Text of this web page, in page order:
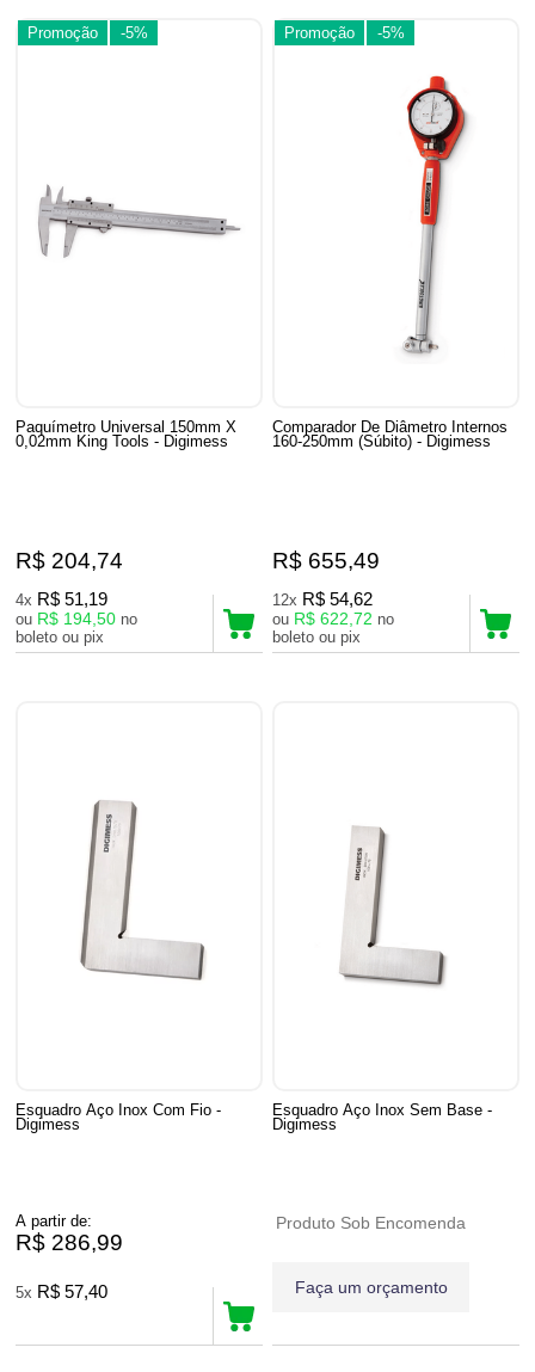
Promoção -5%
Paquímetro Universal 150mm X
0,02mm King Tools - Digimess
R$ 204,74
4x R$ 51,19
ou R$ 194,50 no
boleto ou pix
Promoção -5%
Comparador De Diâmetro Internos
160-250mm (Súbito) - Digimess
R$ 655,49
12x R$ 54,62
ou R$ 622,72 no
boleto ou pix
Esquadro Aço Inox Com Fio -
Digimess
A partir de:
R$ 286,99
5x R$ 57,40
Esquadro Aço Inox Sem Base -
Digimess
Produto Sob Encomenda
Faça um orçamento